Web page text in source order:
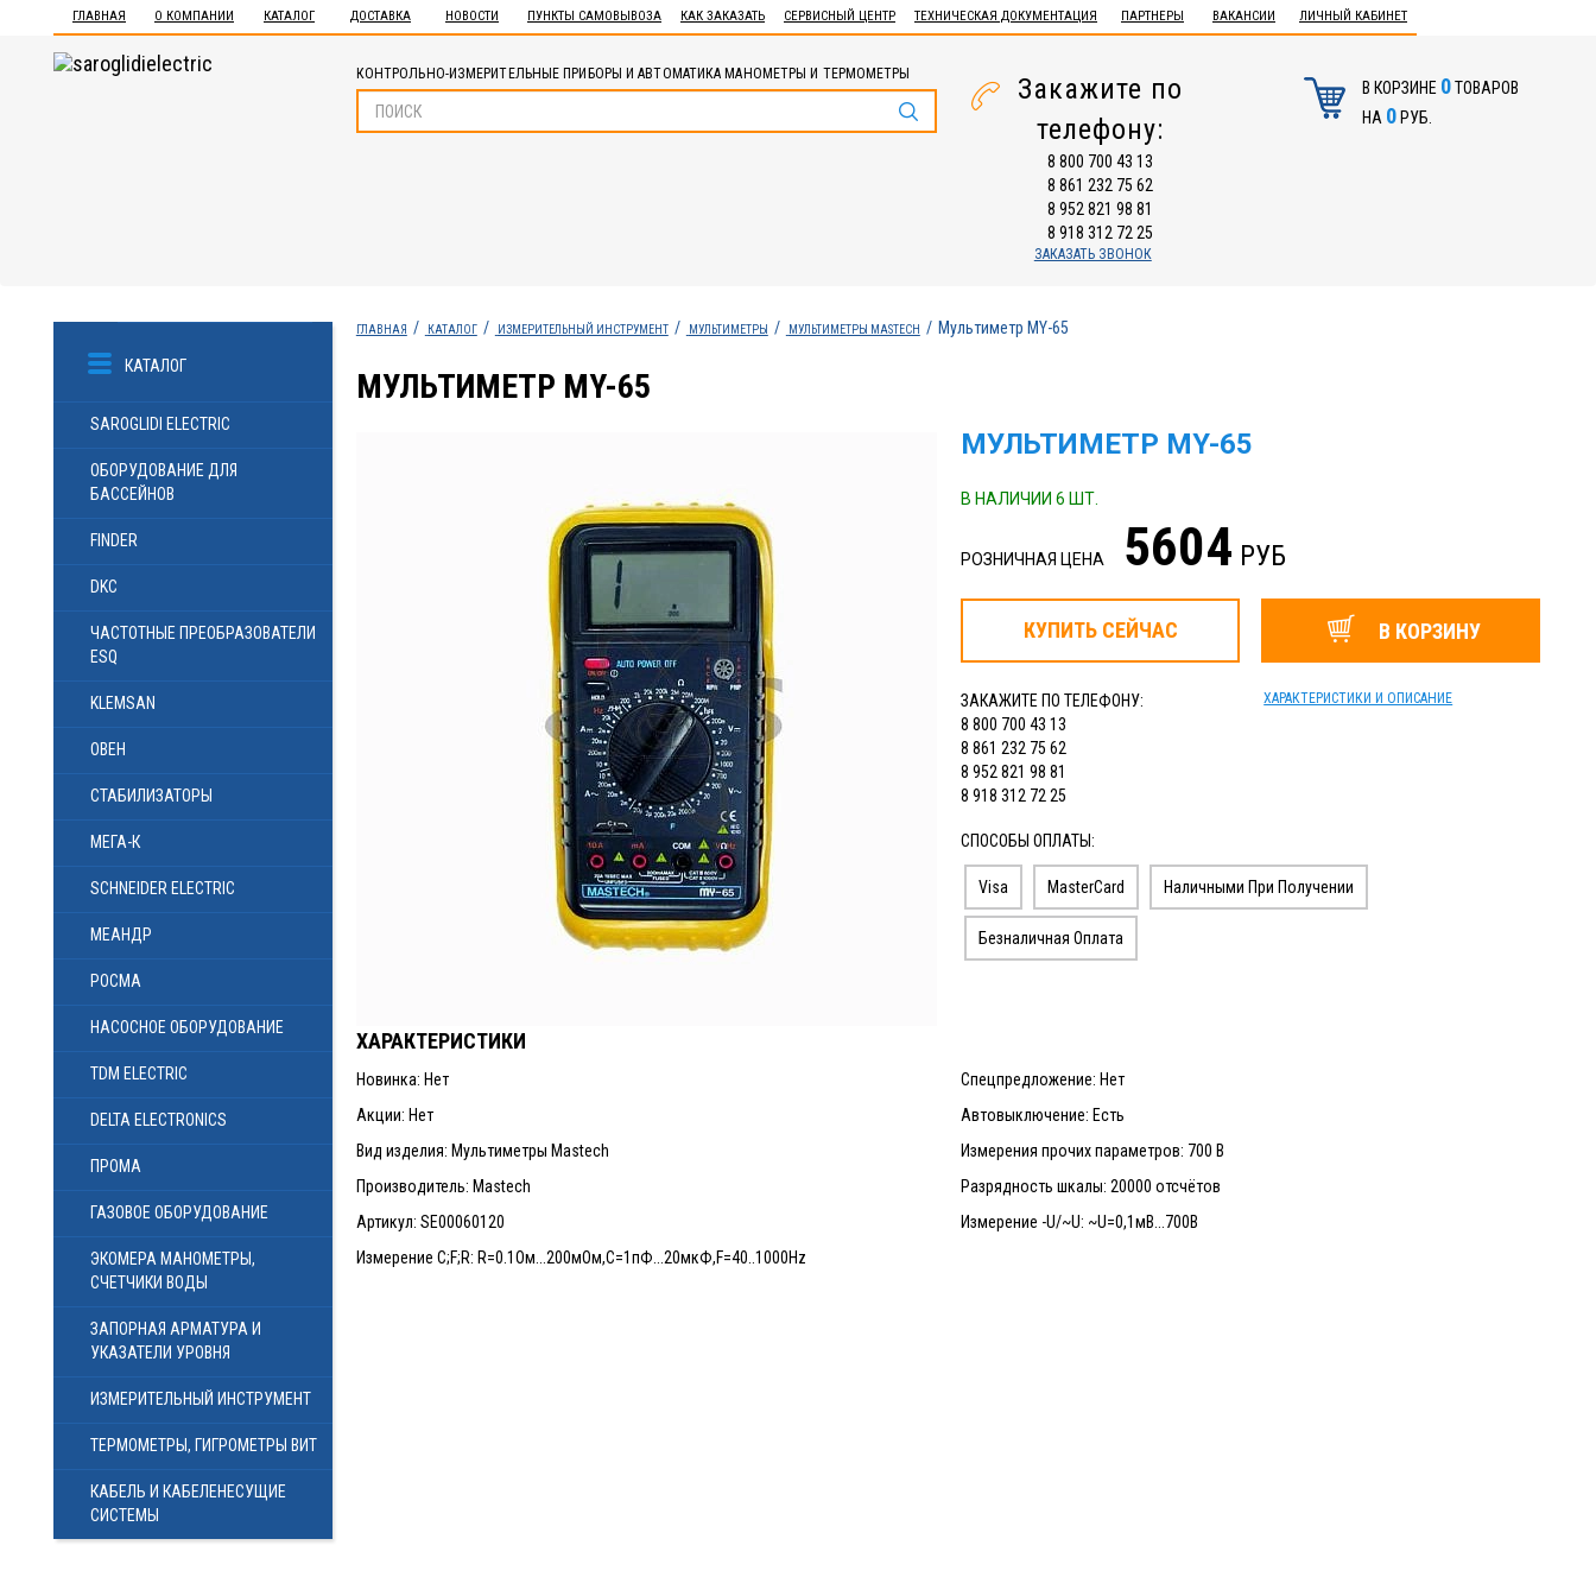
ГЛАВНАЯ О КОМПАНИИ КАТАЛОГ ДОСТАВКА НОВОСТИ ПУНКТЫ САМОВЫВОЗА КАК ЗАКАЗАТЬ СЕРВИСНЫЙ ЦЕНТР ТЕХНИЧЕСКАЯ ДОКУМЕНТАЦИЯ ПАРТНЕРЫ ВАКАНСИИ ЛИЧНЫЙ КАБИНЕТ
КОНТРОЛЬНО-ИЗМЕРИТЕЛЬНЫЕ ПРИБОРЫ И АВТОМАТИКА МАНОМЕТРЫ И ТЕРМОМЕТРЫ
Закажите по
телефону:
8 800 700 43 13
8 861 232 75 62
8 952 821 98 81
8 918 312 72 25
ЗАКАЗАТЬ ЗВОНОК
В КОРЗИНЕ 0ТОВАРОВ
НА 0РУБ.
КАТАЛОГ
SAROGLIDI ELECTRIC
ОБОРУДОВАНИЕ ДЛЯ
БАССЕЙНОВ
FINDER
DKC
ЧАСТОТНЫЕ ПРЕОБРАЗОВАТЕЛИ
ESQ
KLEMSAN
ОВЕН
СТАБИЛИЗАТОРЫ
МЕГА-К
SCHNEIDER ELECTRIC
МЕАНДР
РОСМА
НАСОСНОЕ ОБОРУДОВАНИЕ
TDM ELECTRIC
DELTA ELECTRONICS
ПРОМА
ГАЗОВОЕ ОБОРУДОВАНИЕ
ЭКОМЕРА МАНОМЕТРЫ,
СЧЕТЧИКИ ВОДЫ
ЗАПОРНАЯ АРМАТУРА И
УКАЗАТЕЛИ УРОВНЯ
ИЗМЕРИТЕЛЬНЫЙ ИНСТРУМЕНТ
ТЕРМОМЕТРЫ, ГИГРОМЕТРЫ ВИТ
КАБЕЛЬ И КАБЕЛЕНЕСУЩИЕ
СИСТЕМЫ
ГЛАВНАЯ КАТАЛОГ ИЗМЕРИТЕЛЬНЫЙ ИНСТРУМЕНТ МУЛЬТИМЕТРЫ МУЛЬТИМЕТРЫ MASTECH Мультиметр МY-65
МУЛЬТИМЕТР МY-65
МУЛЬТИМЕТР МY-65
В НАЛИЧИИ 6 ШТ.
РОЗНИЧНАЯ ЦЕНА 5604 РУБ
КУПИТЬ СЕЙЧАС В КОРЗИНУ
ЗАКАЖИТЕ ПО ТЕЛЕФОНУ:
8 800 700 43 13
8 861 232 75 62
8 952 821 98 81
8 918 312 72 25
ХАРАКТЕРИСТИКИ И ОПИСАНИЕ
СПОСОБЫ ОПЛАТЫ:
Visa MasterCard Наличными При Получении
Безналичная Оплата
ХАРАКТЕРИСТИКИ
Новинка: Нет
Акции: Нет
Вид изделия: Мультиметры Mastech
Производитель: Mastech
Артикул: SE00060120
Спецпредложение: Нет
Автовыключение: Есть
Измерения прочих параметров: 700 В
Разрядность шкалы: 20000 отсчётов
Измерение -U/~U: ~U=0,1мВ...700В
Измерение С;F;R: R=0.1Ом...200мОм,С=1пФ...20мкФ,F=40..1000Hz